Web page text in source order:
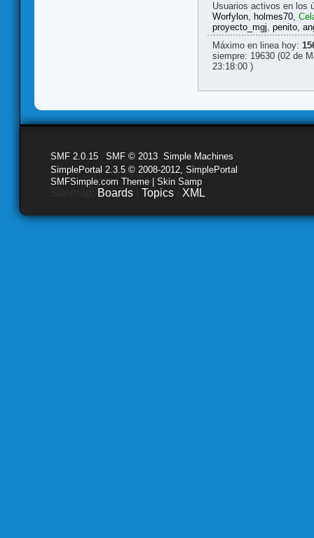
Usuarios activos en los
Worfylon, holmes70,
proyecto_mgj, penito,
Máximo en linea hoy:
siempre: 19630 (02 de
23:18:00 )
SMF 2.0.15 SMF © 2013 Simple Machines
SimplePortal 2.3.5 © 2008-2012, SimplePortal
SMFSimple.com Theme | Skin Samp
Boards Topics XML